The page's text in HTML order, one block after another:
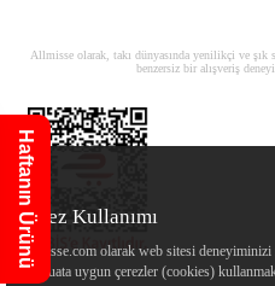
Allmisse olarak, takı dünyasında yenilikçi ve
benzersiz bir alışveriş
Haftanın Ürünü
Çerez Kullanımı
Allmisse.com olarak web sitesi
mevzuata uygun çerezler (cookies)